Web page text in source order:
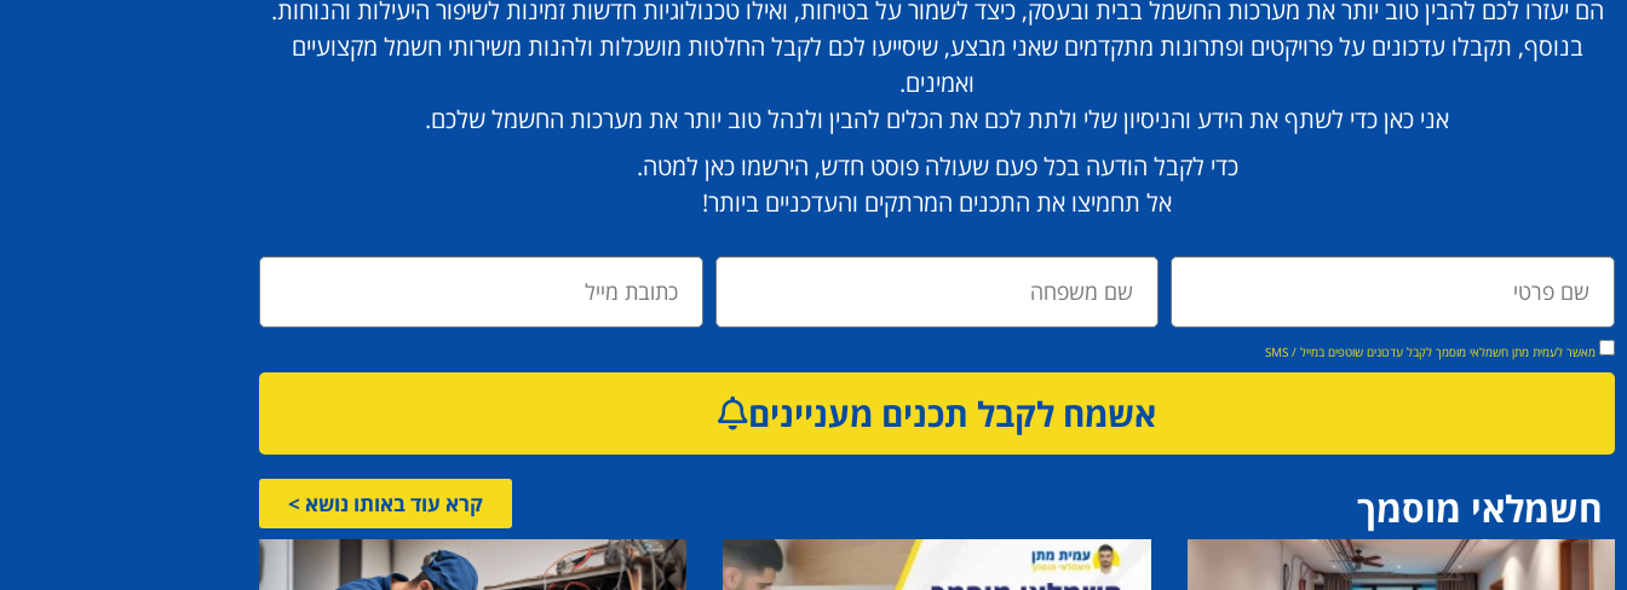
הם יעזרו לכם להבין טוב יותר את מערכות החשמל בבית ובעסק, כיצד לשמור על בטיחות, ואילו טכנולוגיות חדשות זמינות לשיפור היעילות והנוחות.
בנוסף, תקבלו עדכונים על פרויקטים ופתרונות מתקדמים שאני מבצע, שיסייעו לכם לקבל החלטות מושכלות ולהנות משירותי חשמל מקצועיים
ואמינים.
אני כאן כדי לשתף את הידע והניסיון שלי ולתת לכם את הכלים להבין ולנהל טוב יותר את מערכות החשמל שלכם.
כדי לקבל הודעה בכל פעם שעולה פוסט חדש, הירשמו כאן למטה.
אל תחמיצו את התכנים המרתקים והעדכניים ביותר!
מאשר לעמית מתן חשמלאי מוסמך לקבל עדכונים שוטפים במייל / SMS
אשמח לקבל תכנים מעניינים
חשמלאי מוסמך קרא עוד באותו נושא >